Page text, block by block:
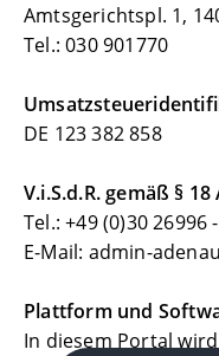
Amtsgerichtspl. 1,
Tel.: 030 901770
DE 123 382 858
V.i.S.d.R. gemäß §
Tel.: +49 (0)30 26996
E-Mail: admin-
Plattform und
In diesem Portal